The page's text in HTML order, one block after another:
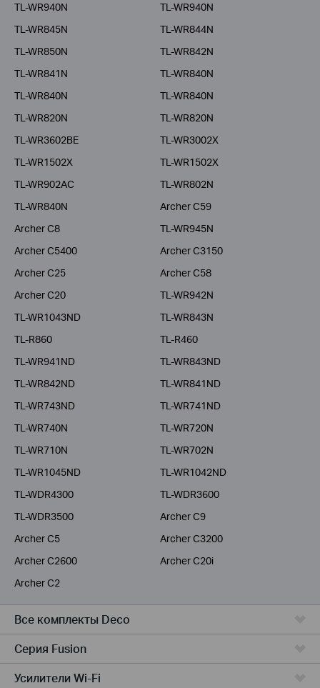
TL-WR940N
TL-WR940N
TL-WR845N
TL-WR844N
TL-WR850N
TL-WR842N
TL-WR841N
TL-WR840N
TL-WR840N
TL-WR840N
TL-WR820N
TL-WR820N
TL-WR3602BE
TL-WR3002X
TL-WR1502X
TL-WR1502X
TL-WR902AC
TL-WR802N
TL-WR840N
Archer C59
Archer C8
TL-WR945N
Archer C5400
Archer C3150
Archer C25
Archer C58
Archer C20
TL-WR942N
TL-WR1043ND
TL-WR843N
TL-R860
TL-R460
TL-WR941ND
TL-WR843ND
TL-WR842ND
TL-WR841ND
TL-WR743ND
TL-WR741ND
TL-WR740N
TL-WR720N
TL-WR710N
TL-WR702N
TL-WR1045ND
TL-WR1042ND
TL-WDR4300
TL-WDR3600
TL-WDR3500
Archer C9
Archer C5
Archer C3200
Archer C2600
Archer C20i
Archer C2
Все комплекты Deco
Серия Fusion
Усилители Wi-Fi